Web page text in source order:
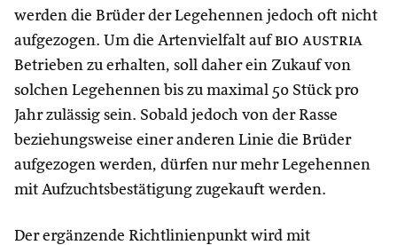
werden die Brüder der Legehennen jedoch oft nicht
aufgezogen. Um die Artenvielfalt aufbio austria
Betrieben zu erhalten, soll daher ein Zukauf von
solchen Legehennen bis zu maximal 50 Stück pro
Jahr zulässig sein. Sobald jedoch von der Rasse
beziehungsweise einer anderen Linie die Brüder
aufgezogen werden, dürfen nur mehr Legehennen
mit Aufzuchtsbestätigung zugekauft werden.
Der ergänzende Richtlinienpunkt wird mit